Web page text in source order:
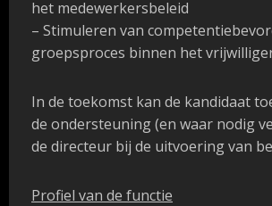
het medewerkersbeleid
– Stimuleren van
groepsproces binnen het
In de toekomst kan de kandidaat
de ondersteuning (en waar nodig
de directeur bij de uitvoering van
Profiel van de functie